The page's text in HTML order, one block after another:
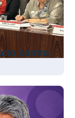
contra